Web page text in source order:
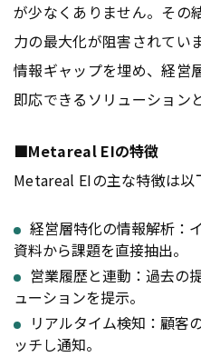
が少なくありません。その
力の最大化が阻害されてい
情報ギャップを埋め、経営
即応できるソリューション
■Metareal EIの特徴
Metareal EIの主な特徴は以
経営層特化の情報解析：
資料から課題を直接抽出。
営業履歴と連動：過去の
ューションを提示。
リアルタイム検知：顧客
ッチし通知。